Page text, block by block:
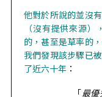
他對於所說的並沒
（沒有提供來源
的，甚至是草率的
我們發現該步驟已
了近六十年 ：
「最優